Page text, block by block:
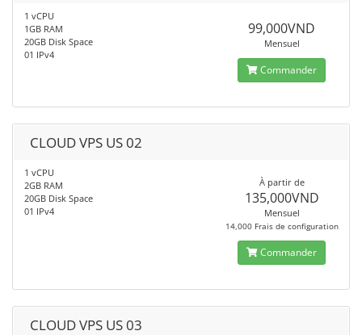
1 vCPU
1GB RAM
20GB Disk Space
01 IPv4
99,000VND
Mensuel
Commander
CLOUD VPS US 02
1 vCPU
2GB RAM
20GB Disk Space
01 IPv4
À partir de
135,000VND
Mensuel
14,000 Frais de configuration
Commander
CLOUD VPS US 03